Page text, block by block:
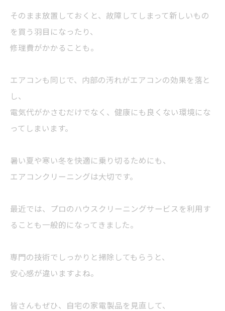
そのまま放置しておくと、故障してしまって新しいもの
を買う羽目になったり、
修理費がかかることも。
エアコンも同じで、内部の汚れがエアコンの効果を落と
し、
電気代がかさむだけでなく、健康にも良くない環境にな
ってしまいます。
暑い夏や寒い冬を快適に乗り切るためにも、
エアコンクリーニングは大切です。
最近では、プロのハウスクリーニングサービスを利用す
ることも一般的になってきました。
専門の技術でしっかりと掃除してもらうと、
安心感が違いますよね。
皆さんもぜひ、自宅の家電製品を見直して、